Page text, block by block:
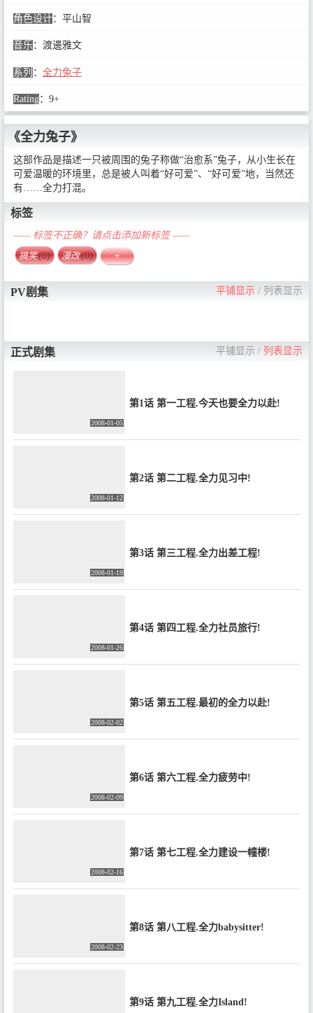
角色设计： 平山智
音乐 ： 渡邊雅文
系列 ： 全力兔子
Rating： 9+
《全力兔子》
这部作品是描述一只被周围的兔子称做“治愈系”兔子，从小生长在
可爱温暖的环境里，总是被人叫着“好可爱”、“好可爱”地，当然还
有……全力打混。
标签
—— 标签不正确？请点击添加新标签 ——
搞笑(0) 漫改(0) +
PV剧集 平铺显示 / 列表显示
正式剧集 平铺显示 / 列表显示
2008-01-05
第1话 第一工程.今天也要全力以赴!
2008-01-12
第2话 第二工程.全力见习中!
2008-01-19
第3话 第三工程.全力出差工程!
2008-01-26
第4话 第四工程.全力社员旅行!
2008-02-02
第5话 第五工程.最初的全力以赴!
2008-02-09
第6话 第六工程.全力疲劳中!
2008-02-16
第7话 第七工程.全力建设一幢楼!
2008-02-23
第8话 第八工程.全力babysitter!
第9话 第九工程.全力Island!